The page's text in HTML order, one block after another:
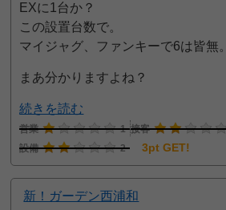
EXに1台か？
この設置台数で。
マイジャグ、ファンキーで6は皆無。
まあ分かりますよね？
続きを読む
営業 1 接客
設備
2 3pt GET!
新！ガーデン西浦和